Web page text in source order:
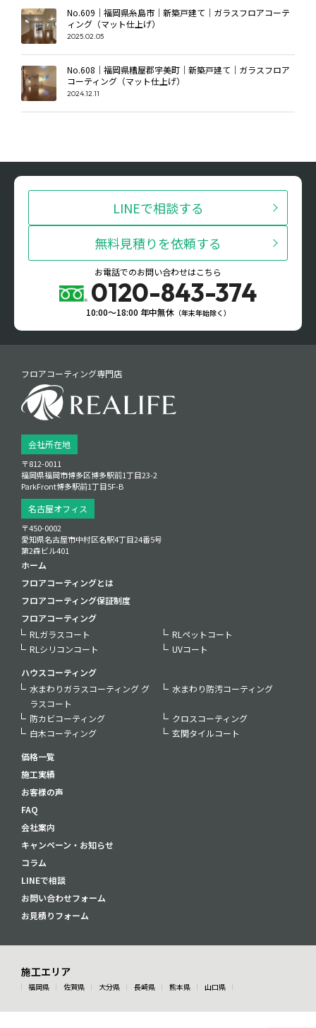
No.609｜福岡県糸島市｜新築戸建て｜ガラスフロアコーテ
ィング（マット仕上げ）
2025.02.05
No.608｜福岡県糟屋郡宇美町｜新築戸建て｜ガラスフロア
コーティング（マット仕上げ）
2024.12.11
LINEで相談する
無料見積りを依頼する
お電話でのお問い合わせはこちら
0120-843-374
10:00〜18:00 年中無休（年末年始除く）
フロアコーティング専門店
会社所在地
〒812-0011
福岡県福岡市博多区博多駅前1丁目23‑2
ParkFront博多駅前1丁目5F‑B
名古屋オフィス
〒450-0002
愛知県名古屋市中村区名駅4丁目24番5号
第2森ビル401
ホーム
フロアコーティングとは
フロアコーティング保証制度
フロアコーティング
RLガラスコート
RLペットコート
RLシリコンコート
UVコート
ハウスコーティング
水まわりガラスコーティング グ
ラスコート
水まわり防汚コーティング
防カビコーティング
クロスコーティング
白木コーティング
玄関タイルコート
価格一覧
施工実績
お客様の声
FAQ
会社案内
キャンペーン・お知らせ
コラム
LINEで相談
お問い合わせフォーム
お見積りフォーム
施工エリア
福岡県 佐賀県 大分県 長崎県 熊本県 山口県